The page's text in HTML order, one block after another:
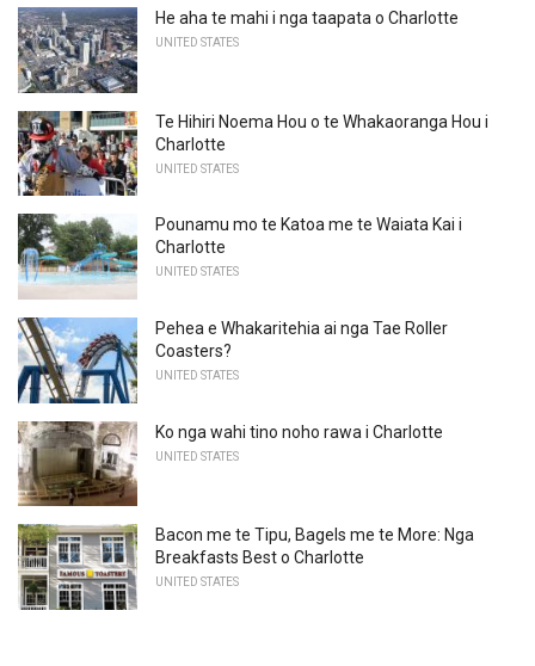
He aha te mahi i nga taapata o Charlotte
UNITED STATES
Te Hihiri Noema Hou o te Whakaoranga Hou i
Charlotte
UNITED STATES
Pounamu mo te Katoa me te Waiata Kai i
Charlotte
UNITED STATES
Pehea e Whakaritehia ai nga Tae Roller
Coasters?
UNITED STATES
Ko nga wahi tino noho rawa i Charlotte
UNITED STATES
Bacon me te Tipu, Bagels me te More: Nga
Breakfasts Best o Charlotte
UNITED STATES